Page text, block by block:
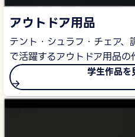
アウトドア用品
テント・シュラフ・チェア
で活躍するアウトドア用品の
学生作品を